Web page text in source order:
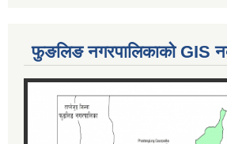
फुङलिङ नगरपालिकाको GIS